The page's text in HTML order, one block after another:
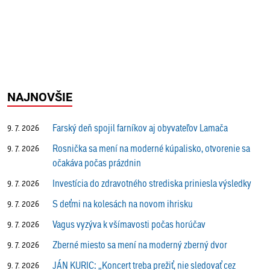
NAJNOVŠIE
9. 7. 2026 Farský deň spojil farníkov aj obyvateľov Lamača
9. 7. 2026
Rosnička sa mení na moderné kúpalisko, otvorenie sa
očakáva počas prázdnin
9. 7. 2026 Investícia do zdravotného strediska priniesla výsledky
9. 7. 2026 S deťmi na kolesách na novom ihrisku
9. 7. 2026 Vagus vyzýva k všímavosti počas horúčav
9. 7. 2026 Zberné miesto sa mení na moderný zberný dvor
9. 7. 2026
JÁN KURIC: „Koncert treba prežiť, nie sledovať cez